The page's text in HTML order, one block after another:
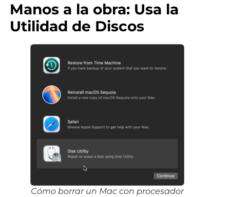
Manos a la obra: Usa la
Utilidad de Discos
Cómo borrar un Mac con procesador